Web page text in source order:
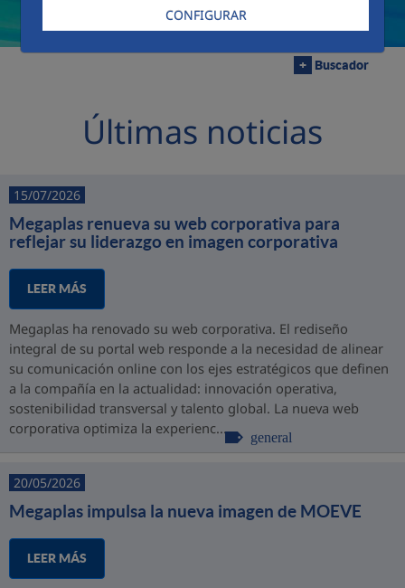
CONFIGURAR
+ Buscador
Últimas noticias
15/07/2026
Megaplas renueva su web corporativa para
reflejar su liderazgo en imagen corporativa
LEER MÁS
Megaplas ha renovado su web corporativa. El rediseño
integral de su portal web responde a la necesidad de alinear
su comunicación online con los ejes estratégicos que definen
a la compañía en la actualidad: innovación operativa,
sostenibilidad transversal y talento global. La nueva web
corporativa optimiza la experienc...
general
20/05/2026
Megaplas impulsa la nueva imagen de MOEVE
LEER MÁS